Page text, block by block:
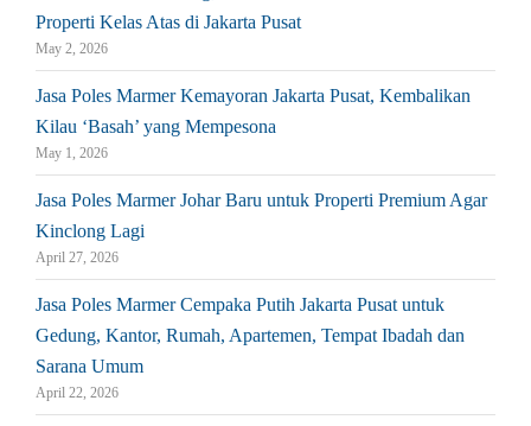
Properti Kelas Atas di Jakarta Pusat
May 2, 2026
Jasa Poles Marmer Kemayoran Jakarta Pusat, Kembalikan
Kilau ‘Basah’ yang Mempesona
May 1, 2026
Jasa Poles Marmer Johar Baru untuk Properti Premium Agar
Kinclong Lagi
April 27, 2026
Jasa Poles Marmer Cempaka Putih Jakarta Pusat untuk
Gedung, Kantor, Rumah, Apartemen, Tempat Ibadah dan
Sarana Umum
April 22, 2026